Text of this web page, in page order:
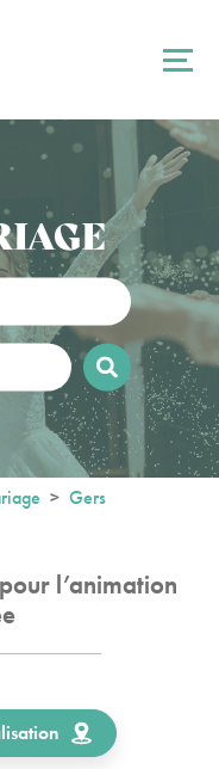
Gers
l’animation